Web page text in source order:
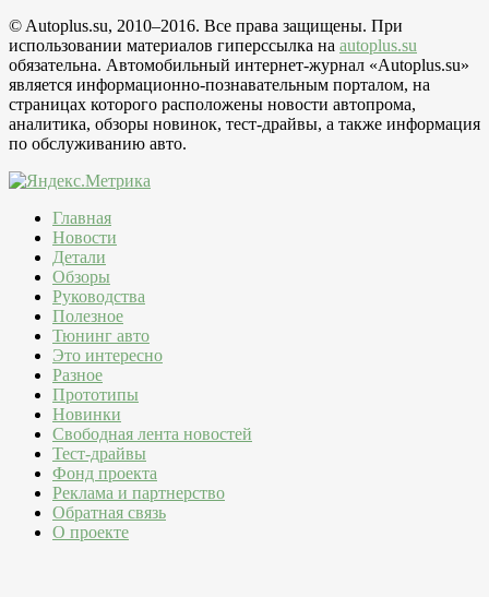
© Autoplus.su, 2010–2016. Все права защищены. При
использовании материалов гиперссылка на autoplus.su
обязательна. Автомобильный интернет-журнал «Autoplus.su»
является информационно-познавательным порталом, на
страницах которого расположены новости автопрома,
аналитика, обзоры новинок, тест-драйвы, а также информация
по обслуживанию авто.
Главная
Новости
Детали
Обзоры
Руководства
Полезное
Тюнинг авто
Это интересно
Разное
Прототипы
Новинки
Свободная лента новостей
Тест-драйвы
Фонд проекта
Реклама и партнерство
Обратная связь
О проекте